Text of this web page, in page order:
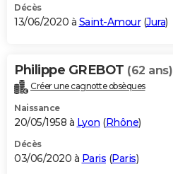
Décès
13/06/2020 à Saint-Amour(Jura)
Philippe GREBOT (62 ans)
Créer une cagnotte obsèques
Naissance
20/05/1958 à Lyon (Rhône)
Décès
03/06/2020 à Paris (Paris)